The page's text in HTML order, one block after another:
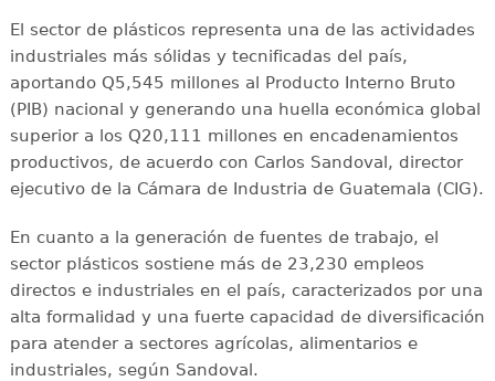
El sector de plásticos representa una de las actividades
industriales más sólidas y tecnificadas del país,
aportando Q5,545 millones al Producto Interno Bruto
(PIB) nacional y generando una huella económica global
superior a los Q20,111 millones en encadenamientos
productivos, de acuerdo con Carlos Sandoval, director
ejecutivo de la Cámara de Industria de Guatemala (CIG).
En cuanto a la generación de fuentes de trabajo, el
sector plásticos sostiene más de 23,230 empleos
directos e industriales en el país, caracterizados por una
alta formalidad y una fuerte capacidad de diversificación
para atender a sectores agrícolas, alimentarios e
industriales, según Sandoval.